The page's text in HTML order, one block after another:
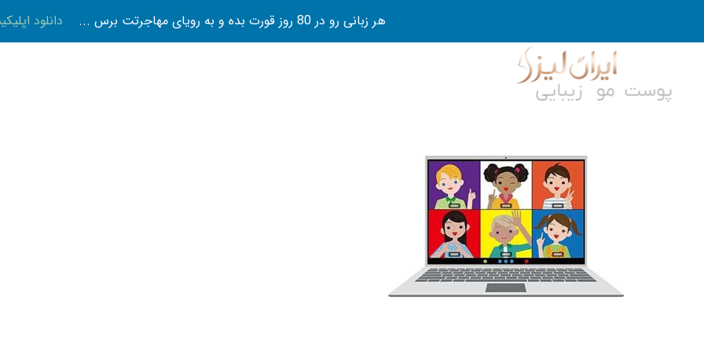
هر زبانی رو در 80 روز قورت بده و به رویای مهاجرتت برس ... دانلود